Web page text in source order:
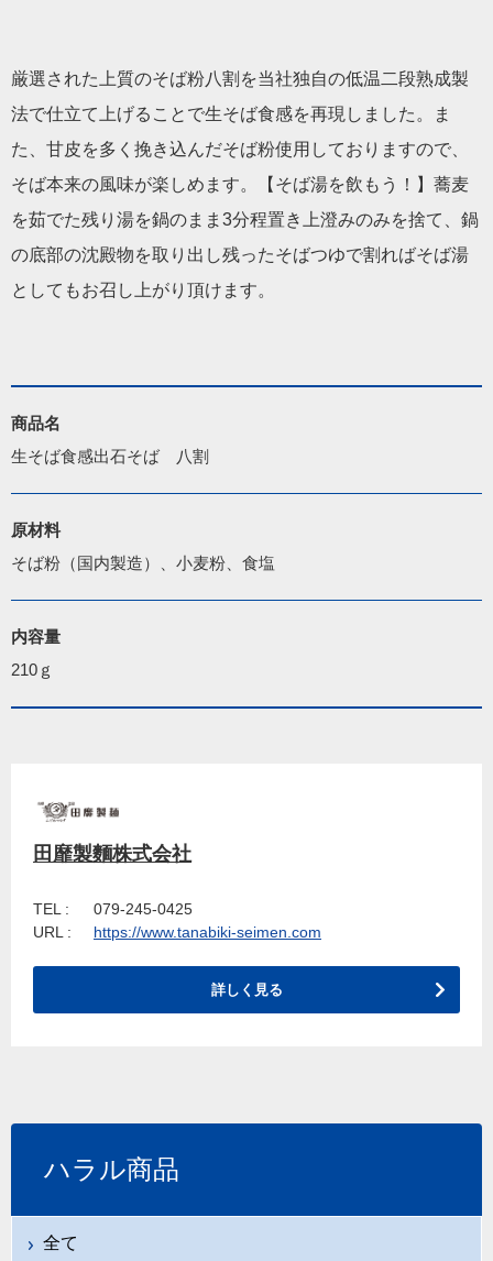
厳選された上質のそば粉八割を当社独自の低温二段熟成製
法で仕立て上げることで生そば食感を再現しました。ま
た、甘皮を多く挽き込んだそば粉使用しておりますので、
そば本来の風味が楽しめます。【そば湯を飲もう！】蕎麦
を茹でた残り湯を鍋のまま3分程置き上澄みのみを捨て、鍋
の底部の沈殿物を取り出し残ったそばつゆで割ればそば湯
としてもお召し上がり頂けます。
商品名
生そば食感出石そば　八割
原材料
そば粉（国内製造）、小麦粉、食塩
内容量
210ｇ
田靡製麵株式会社
TEL :
079-245-0425
URL :
https://www.tanabiki-seimen.com
詳しく見る
ハラル商品
全て